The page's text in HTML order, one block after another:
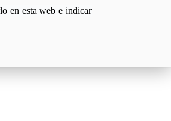
en esta web e indicar